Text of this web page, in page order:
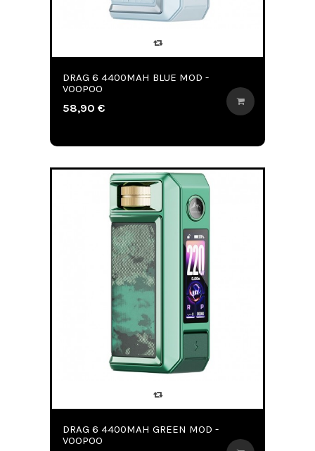
DRAG 6 4400MAH BLUE MOD -
VOOPOO
58,90 €
DRAG 6 4400MAH GREEN MOD -
VOOPOO